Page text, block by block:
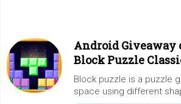
Android Giveaway
Block Puzzle
Block puzzle is a puzzle
space using different